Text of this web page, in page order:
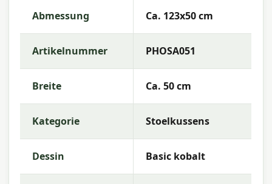
EAN:8713229115319
Abmessung:
Ca. 123x50 cm
Stoff:50% Baumwolle 50% Polyester
Füllung:
Farbechtheit:
Garantie:2 Jahre
Abmessung Ca. 123x50 cm
Artikelnummer PHOSA051
Breite Ca. 50 cm
Kategorie Stoelkussens
Dessin Basic kobalt